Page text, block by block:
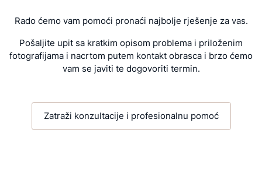
Rado ćemo vam pomoći pronaći najbolje rješenje za vas.
Pošaljite upit sa kratkim opisom problema i priloženim
fotografijama i nacrtom putem kontakt obrasca i brzo ćemo
vam se javiti te dogovoriti termin.
Zatraži konzultacije i profesionalnu pomoć